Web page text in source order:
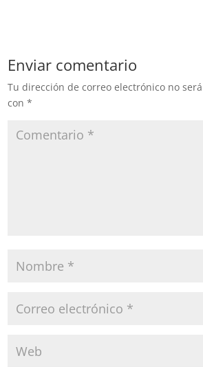
Enviar comentario
Tu dirección de correo electrónico no
con *